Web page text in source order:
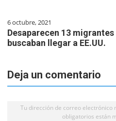
6 octubre, 2021
Desaparecen 13 migrantes
buscaban llegar a EE.UU.
Deja un comentario
Tu dirección de correo electrónico
obligatorios están